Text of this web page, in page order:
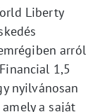
Liberty
arról
1,5
nyilvánosan
a saját